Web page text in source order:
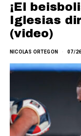
¡El
Iglesias
(video)
NICOLAS ORTEGON 07/